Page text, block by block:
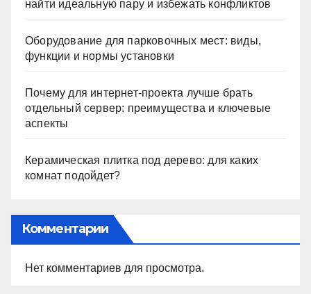
найти идеальную пару и избежать конфликтов
Оборудование для парковочных мест: виды,
функции и нормы установки
Почему для интернет-проекта лучше брать
отдельный сервер: преимущества и ключевые
аспекты
Керамическая плитка под дерево: для каких
комнат подойдет?
Комментарии
Нет комментариев для просмотра.